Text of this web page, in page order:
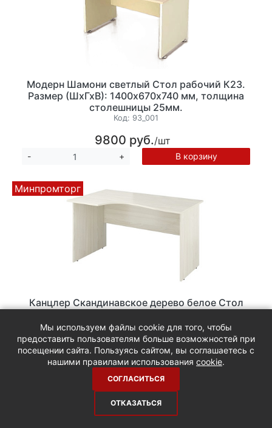
Модерн Шамони светлый Стол рабочий К23.
Размер (ШхГхВ): 1400х670х740 мм, толщина
столешницы 25мм.
Код: 93_001
9800 руб./шт
- + В корзину
Минпромторг
Канцлер Скандинавское дерево белое Стол
(ШхГхВ): 1380х800/650х750мм, толщина
столешницы 18 мм.
Код:20_082
6800 руб./шт
+
Мы используем файлы cookie для того, чтобы
предоставить пользователям больше возможностей при
посещении сайта. Пользуясь сайтом, вы соглашаетесь с
нашими правилами использования cookie.
СОГЛАСИТЬСЯ
ОТКАЗАТЬСЯ